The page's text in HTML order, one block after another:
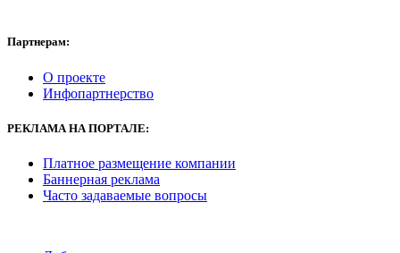
Партнерам:
О проекте
Инфопартнерство
РЕКЛАМА НА ПОРТАЛЕ:
Платное размещение компании
Баннерная реклама
Часто задаваемые вопросы